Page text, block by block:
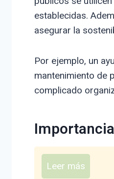
establecidas.
asegurar la
Por ejemplo, un
mantenimiento de
complicado
Leer más